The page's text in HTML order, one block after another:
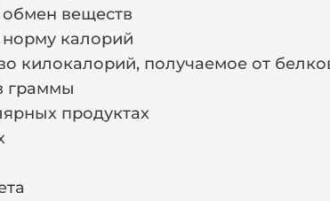
веществ
норму калорий
килокалорий, получаемое от
граммы
продуктах